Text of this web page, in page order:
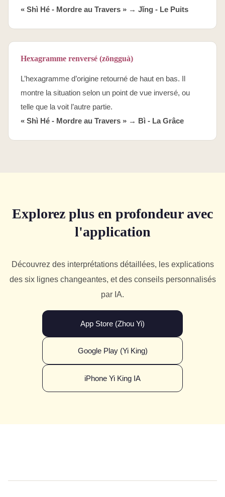
« Shì Hé - Mordre au Travers » → Jǐng - Le Puits
Hexagramme renversé (zōngguà)
L’hexagramme d’origine retourné de haut en bas. Il
montre la situation selon un point de vue inversé, ou
telle que la voit l’autre partie.
« Shì Hé - Mordre au Travers » → Bì - La Grâce
Explorez plus en profondeur avec
l'application
Découvrez des interprétations détaillées, les explications
des six lignes changeantes, et des conseils personnalisés
par IA.
App Store (Zhou Yi)
Google Play (Yi King)
iPhone Yi King IA